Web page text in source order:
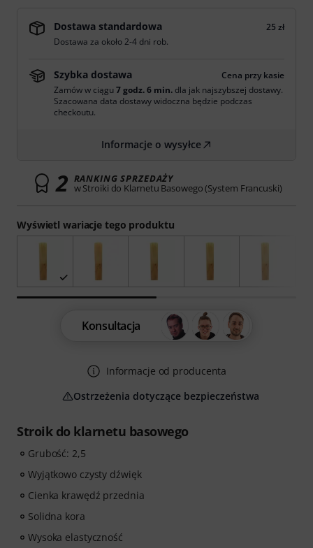
Stroik do klarnetu basowego
Grubość: 2,5
Wyjątkowo czysty dźwięk
Cienka krawędź przednia
Solidna kora
Wysoka elastyczność
Wyświetl wariacje tego produktu
Dostawa standardowa
25 zł
Dostawa za około 2-4 dni rob.
Szybka dostawa
Cena przy kasie
Zamów w ciągu7 godz. 6 min. dla jak najszybszej dostawy.
Szacowana data dostawy widoczna będzie podczas
checkoutu.
Informacje o wysyłce
2 RANKING SPRZEDAŻY
w Stroiki do Klarnetu Basowego (System Francuski)
Konsultacja
Informacje od producenta
Ostrzeżenia dotyczące bezpieczeństwa